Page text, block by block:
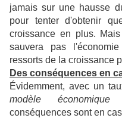
jamais sur une hausse
pour tenter d'obtenir
croissance en plus.
sauvera pas
ressorts de la croissance
Des conséquences en
Évidemment, avec un
modèle économique
conséquences sont en